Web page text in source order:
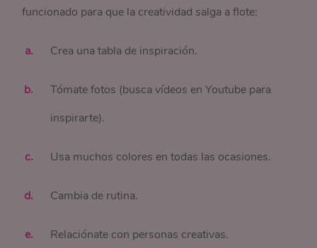
funcionado para que la creatividad salga a flote:
Crea una tabla de inspiración.
Tómate fotos (busca vídeos en Youtube para
inspirarte).
Usa muchos colores en todas las ocasiones.
Cambia de rutina.
Relaciónate con personas creativas.